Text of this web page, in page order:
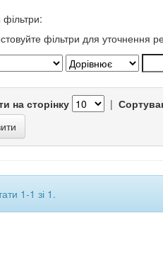
фільтри для уточнення
на сторінку |
1-1 зі 1.